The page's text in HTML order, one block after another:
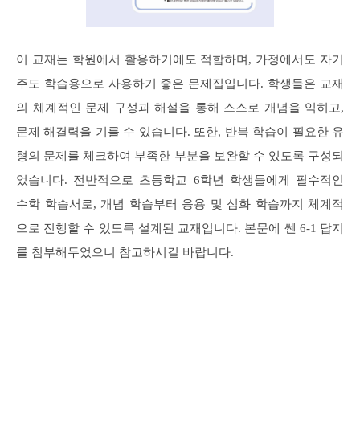
이 교재는 학원에서 활용하기에도 적합하며, 가정에서도 자기
주도 학습용으로 사용하기 좋은 문제집입니다. 학생들은 교재
의 체계적인 문제 구성과 해설을 통해 스스로 개념을 익히고,
문제 해결력을 기를 수 있습니다. 또한, 반복 학습이 필요한 유
형의 문제를 체크하여 부족한 부분을 보완할 수 있도록 구성되
었습니다. 전반적으로 초등학교 6학년 학생들에게 필수적인
수학 학습서로, 개념 학습부터 응용 및 심화 학습까지 체계적
으로 진행할 수 있도록 설계된 교재입니다. 본문에 쎈 6-1 답지
를 첨부해두었으니 참고하시길 바랍니다.